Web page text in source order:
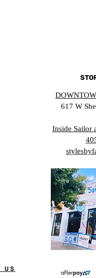
US
617 W
Inside Sailor